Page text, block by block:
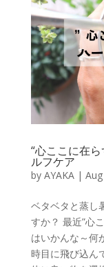
“心ここに在
ルフケア
by AYAKA|
ベタベタと蒸し
すか？ 最近”心
はいかんな～何
時目に飛び込ん